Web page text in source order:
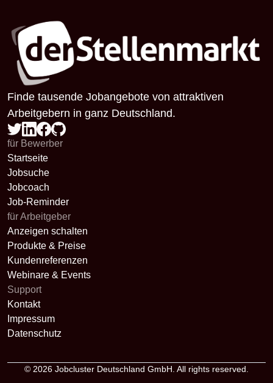
Finde tausende Jobangebote von attraktiven
Arbeitgebern in ganz Deutschland.
für Bewerber
Startseite
Jobsuche
Jobcoach
Job-Reminder
für Arbeitgeber
Anzeigen schalten
Produkte & Preise
Kundenreferenzen
Webinare & Events
Support
Kontakt
Impressum
Datenschutz
© 2026 Jobcluster Deutschland GmbH. All rights reserved.